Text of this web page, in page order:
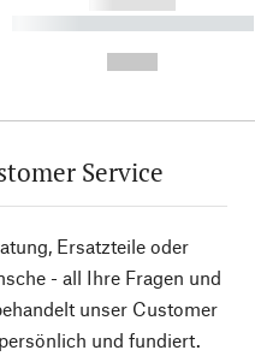
----------- ----------- ----------
Service
Ersatzteile oder
- all Ihre Fragen und
unser Customer
und fundiert.